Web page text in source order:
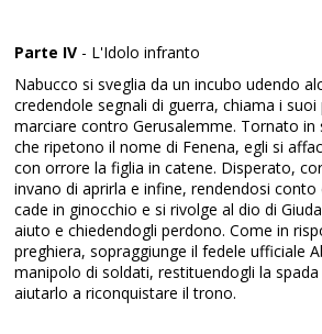
Parte IV - L'Idolo infranto
Nabucco si sveglia da un incubo udendo
credendole segnali di guerra, chiama i
marciare contro Gerusalemme. Tornato in
che ripetono il nome di Fenena, egli si
con orrore la figlia in catene. Disperato,
invano di aprirla e infine, rendendosi
cade in ginocchio e si rivolge al dio di
aiuto e chiedendogli perdono. Come in
preghiera, sopraggiunge il fedele ufficiale
manipolo di soldati, restituendogli la
aiutarlo a riconquistare il trono.